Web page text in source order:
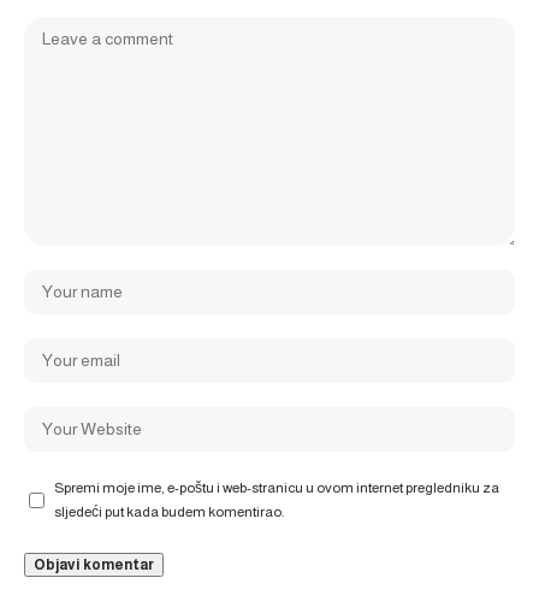
Spremi moje ime, e-poštu i web-stranicu u ovom internet pregledniku za
sljedeći put kada budem komentirao.